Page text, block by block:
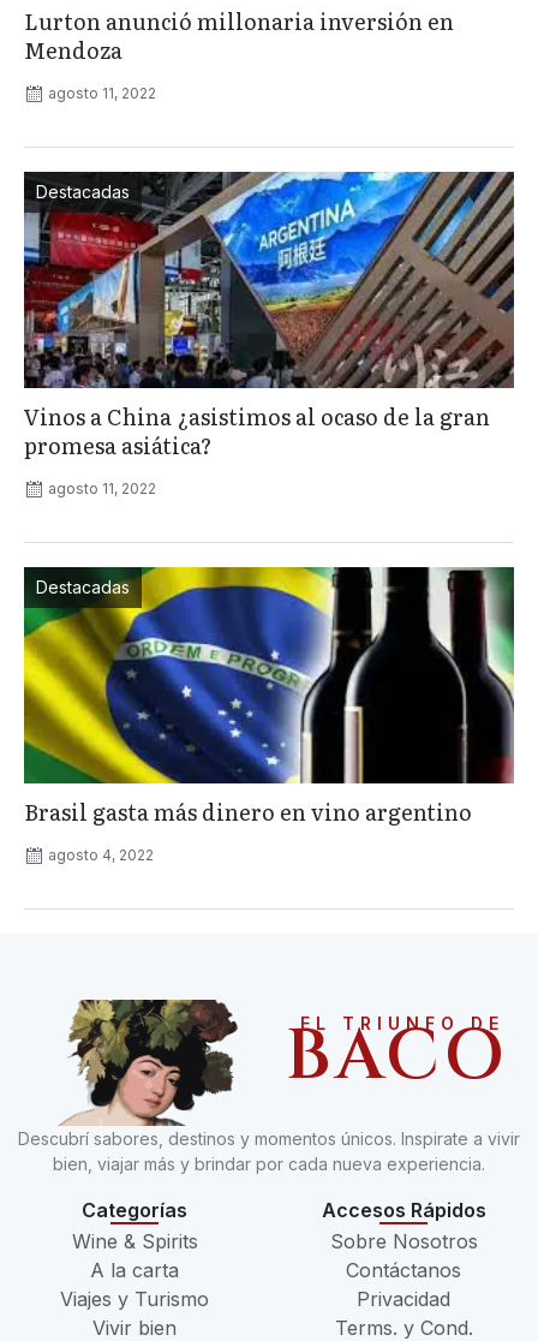
Lurton anunció millonaria inversión en
Mendoza
agosto 11, 2022
Destacadas
Vinos a China ¿asistimos al ocaso de la gran
promesa asiática?
agosto 11, 2022
Destacadas
Brasil gasta más dinero en vino argentino
agosto 4, 2022
EL TRIUNFO DE
BACO
Descubrí sabores, destinos y momentos únicos. Inspirate a vivir
bien, viajar más y brindar por cada nueva experiencia.
Categorías
Wine & Spirits
A la carta
Viajes y Turismo
Vivir bien
Accesos Rápidos
Sobre Nosotros
Contáctanos
Privacidad
Terms. y Cond.